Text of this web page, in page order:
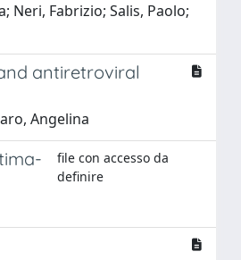
Neri, Fabrizio; Salis, Paolo;
antiretroviral
Angelina
file con accesso da
definire